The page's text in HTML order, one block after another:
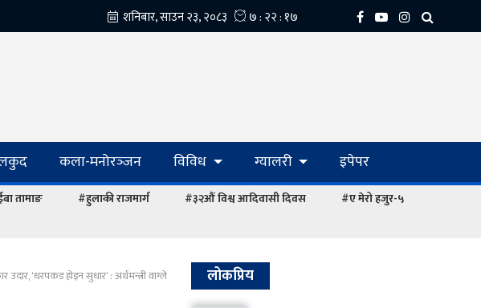
कला-मनोरञ्‍जन विविध ग्यालरी इपेपर
तामाङ #हुलाकी राजमार्ग #३२औं विश्व आदिवासी दिवस
#ए मेरो हजुर-५
उदार, ‘धरपकड होइन सुधार’ : अर्थमन्त्री वाग्ले लोकप्रिय